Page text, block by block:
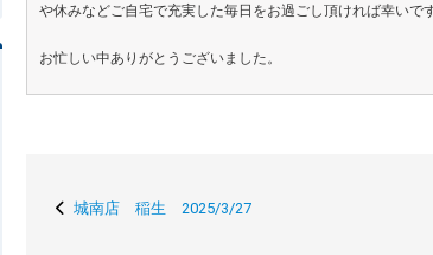
や休みなどご自宅で充実した毎日をお過ごし頂ければ幸いです
お忙しい中ありがとうございました。
城南店 稲生 2025/3/27